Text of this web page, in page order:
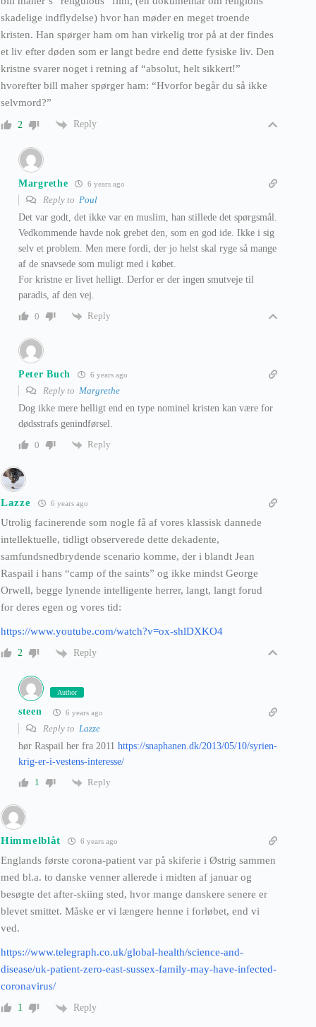
skadelige indflydelse) hvor han møder en meget troende
kristen. Han spørger ham om han virkelig tror på at der findes
et liv efter døden som er langt bedre end dette fysiske liv. Den
kristne svarer noget i retning af “absolut, helt sikkert!”
hvorefter bill maher spørger ham: “Hvorfor begår du så ikke
selvmord?”
2 Reply
Margrethe 6 years ago
Reply to Poul
Det var godt, det ikke var en muslim, han stillede det spørgsmål.
Vedkommende havde nok grebet den, som en god ide. Ikke i sig
selv et problem. Men mere fordi, der jo helst skal ryge så mange
af de snavsede som muligt med i købet.
For kristne er livet helligt. Derfor er der ingen smutveje til
paradis, af den vej.
0
Reply
Peter Buch 6 years ago
Reply to Margrethe
Dog ikke mere helligt end en type nominel kristen kan være for
dødsstrafs genindførsel.
0
Reply
Lazze 6 years ago
Utrolig facinerende som nogle få af vores klassisk dannede
intellektuelle, tidligt observerede dette dekadente,
samfundsnedbrydende scenario komme, der i blandt Jean
Raspail i hans “camp of the saints” og ikke mindst George
Orwell, begge lynende intelligente herrer, langt, langt forud
for deres egen og vores tid:
https://www.youtube.com/watch?v=ox-shlDXKO4
2 Reply
Author
steen 6 years ago
Reply to Lazze
hør Raspail her fra 2011 https://snaphanen.dk/2013/05/10/syrien-
krig-er-i-vestens-interesse/
1
Reply
Himmelblåt 6 years ago
Englands første corona-patient var på skiferie i Østrig sammen
med bl.a. to danske venner allerede i midten af januar og
besøgte det after-skiing sted, hvor mange danskere senere er
blevet smittet. Måske er vi længere henne i forløbet, end vi
ved.
https://www.telegraph.co.uk/global-health/science-and-
disease/uk-patient-zero-east-sussex-family-may-have-infected-
coronavirus/
1 Reply